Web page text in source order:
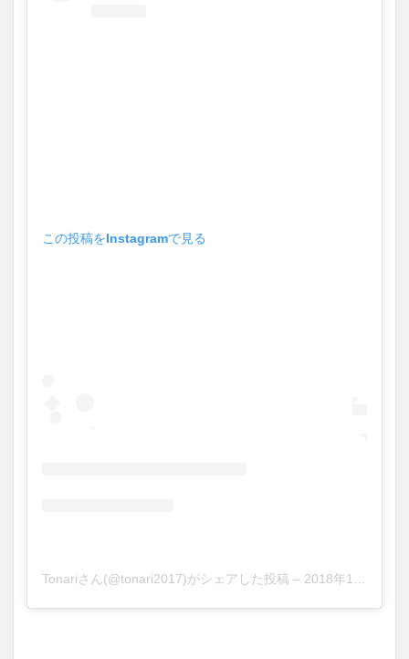
この投稿をInstagramで見る
Tonariさん(@tonari2017)がシェアした投稿 – 2018年12月月14日午前12時47分PST